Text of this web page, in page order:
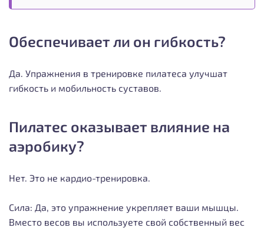
Обеспечивает ли он гибкость?
Да. Упражнения в тренировке пилатеса улучшат
гибкость и мобильность суставов.
Пилатес оказывает влияние на
аэробику?
Нет. Это не кардио-тренировка.
Сила: Да, это упражнение укрепляет ваши мышцы.
Вместо весов вы используете свой собственный вес